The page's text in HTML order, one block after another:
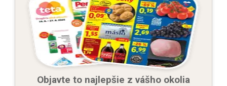
Objavte to najlepšie z vášho okolia